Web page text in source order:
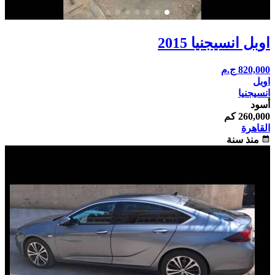
اوبل انسيجنيا 2015
820,000 ج.م
اوبل
انسيجنيا
أسود
260,000 كم
القاهرة
calendar_month منذ سنة